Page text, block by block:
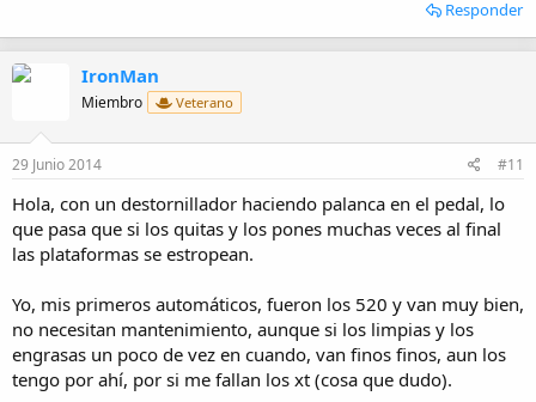
Responder
IronMan
Miembro Veterano
29 Junio 2014 #11
Hola, con un destornillador haciendo palanca en el pedal, lo
que pasa que si los quitas y los pones muchas veces al final
las plataformas se estropean.
Yo, mis primeros automáticos, fueron los 520 y van muy bien,
no necesitan mantenimiento, aunque si los limpias y los
engrasas un poco de vez en cuando, van finos finos, aun los
tengo por ahí, por si me fallan los xt (cosa que dudo).